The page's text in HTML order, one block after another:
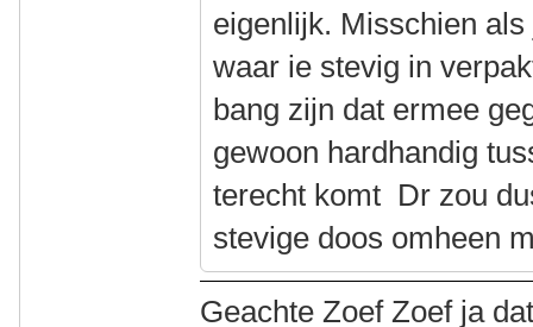
eigenlijk. Misschien
waar ie stevig in
bang zijn dat ermee
gewoon hardhandig
terecht komt Dr zou
stevige doos omheen
Geachte Zoef Zoef ja